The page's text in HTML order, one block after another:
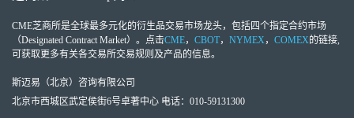
CME芝商所是全球最多元化的衍生品交易市场龙头，包括四个指定合约市场
（Designated Contract Market）。点击CME， CBOT， NYMEX ， COMEX的链接,
可获取更多有关各交易所交易规则及产品的信息。
斯迈易（北京）咨询有限公司
北京市西城区武定侯街6号卓著中心 电话：010-59131300